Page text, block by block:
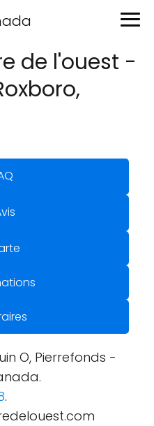
de l'ouest -
O, Pierrefonds -
.